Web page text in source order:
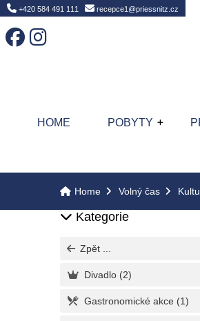
Home+420 584 491 111 recepce1@priessnitz.cz
HOME POBYTY
Home Volný čas
Kategorie
Zpět ...
Divadlo (2)
Gastronomické akce (1)